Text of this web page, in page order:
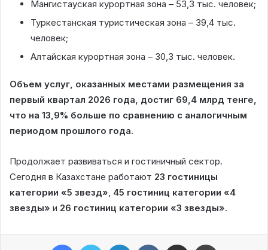
Мангистауская курортная зона – 53,3 тыс. человек;
Туркестанская туристическая зона – 39,4 тыс.
человек;
Алтайская курортная зона – 30,3 тыс. человек.
Объем услуг, оказанных местами размещения за
первый квартал 2026 года, достиг 69,4 млрд тенге,
что на 13,9% больше по сравнению с аналогичным
периодом прошлого года.
Продолжает развиваться и гостиничный сектор.
Сегодня в Казахстане работают 23 гостиницы
категории «5 звезд», 45 гостиниц категории «4
звезды» и 26 гостиниц категории «3 звезды».